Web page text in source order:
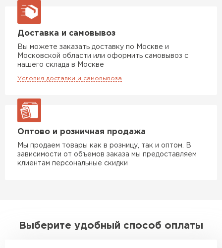
Доставка и самовывоз
Вы можете заказать доставку по Москве и
Московской области или оформить самовывоз с
нашего склада в Москве
Условия доставки и самовывоза
Оптово и розничная продажа
Мы продаем товары как в розницу, так и оптом. В
зависимости от объемов заказа мы предоставляем
клиентам персональные скидки
Выберите удобный способ оплаты